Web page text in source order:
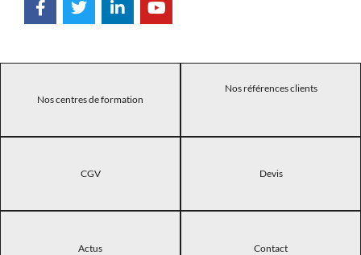
Nos centres de formation
Nos références clients
CGV Devis
Actus Contact